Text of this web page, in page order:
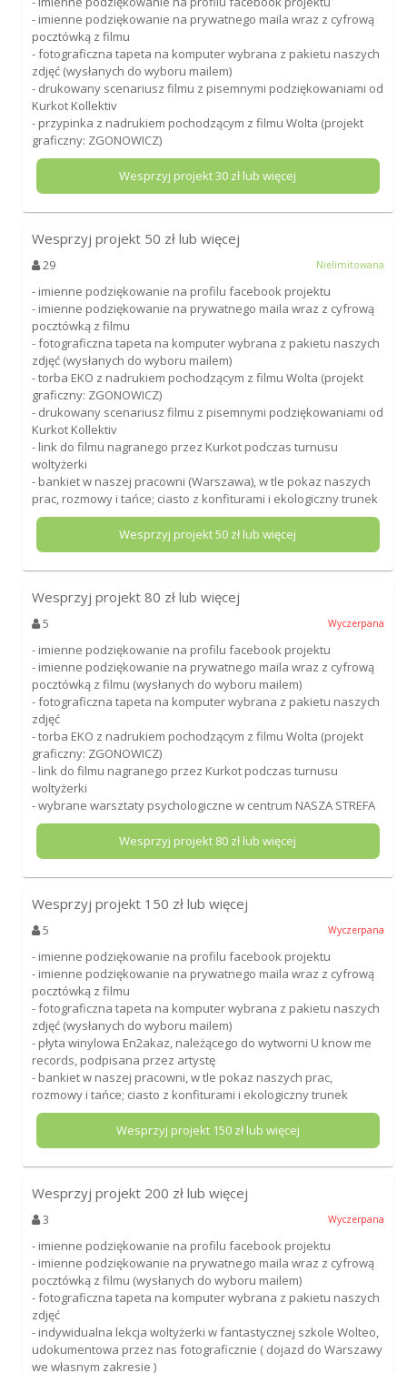
- imienne podziękowanie na prywatnego maila wraz z cyfrową
pocztówką z filmu
- fotograficzna tapeta na komputer wybrana z pakietu naszych
zdjęć (wysłanych do wyboru mailem)
- drukowany scenariusz filmu z pisemnymi podziękowaniami od
Kurkot Kollektiv
- przypinka z nadrukiem pochodzącym z filmu Wolta (projekt
graficzny: ZGONOWICZ)
Wesprzyj projekt30 zł lub więcej
Wesprzyj projekt 50 zł lub więcej
29 Nielimitowana
- imienne podziękowanie na profilu facebook projektu
- imienne podziękowanie na prywatnego maila wraz z cyfrową
pocztówką z filmu
- fotograficzna tapeta na komputer wybrana z pakietu naszych
zdjęć (wysłanych do wyboru mailem)
- torba EKO z nadrukiem pochodzącym z filmu Wolta (projekt
graficzny: ZGONOWICZ)
- drukowany scenariusz filmu z pisemnymi podziękowaniami od
Kurkot Kollektiv
- link do filmu nagranego przez Kurkot podczas turnusu
woltyżerki
- bankiet w naszej pracowni (Warszawa), w tle pokaz naszych
prac, rozmowy i tańce; ciasto z konfiturami i ekologiczny trunek
Wesprzyj projekt50 zł lub więcej
Wesprzyj projekt 80 zł lub więcej
5 Wyczerpana
- imienne podziękowanie na profilu facebook projektu
- imienne podziękowanie na prywatnego maila wraz z cyfrową
pocztówką z filmu (wysłanych do wyboru mailem)
- fotograficzna tapeta na komputer wybrana z pakietu naszych
zdjęć
- torba EKO z nadrukiem pochodzącym z filmu Wolta (projekt
graficzny: ZGONOWICZ)
- link do filmu nagranego przez Kurkot podczas turnusu
woltyżerki
- wybrane warsztaty psychologiczne w centrum NASZA STREFA
Wesprzyj projekt 80 zł lub więcej
Wesprzyj projekt 150 zł lub więcej
5 Wyczerpana
- imienne podziękowanie na profilu facebook projektu
- imienne podziękowanie na prywatnego maila wraz z cyfrową
pocztówką z filmu
- fotograficzna tapeta na komputer wybrana z pakietu naszych
zdjęć (wysłanych do wyboru mailem)
- płyta winylowa En2akaz, należącego do wytworni U know me
records, podpisana przez artystę
- bankiet w naszej pracowni, w tle pokaz naszych prac,
rozmowy i tańce; ciasto z konfiturami i ekologiczny trunek
Wesprzyj projekt 150zł lub więcej
Wesprzyj projekt 200 zł lub więcej
3 Wyczerpana
- imienne podziękowanie na profilu facebook projektu
- imienne podziękowanie na prywatnego maila wraz z cyfrową
pocztówką z filmu (wysłanych do wyboru mailem)
- fotograficzna tapeta na komputer wybrana z pakietu naszych
zdjęć
- indywidualna lekcja woltyżerki w fantastycznej szkole Wolteo,
udokumentowa przez nas fotograficznie ( dojazd do Warszawy
we własnym zakresie )